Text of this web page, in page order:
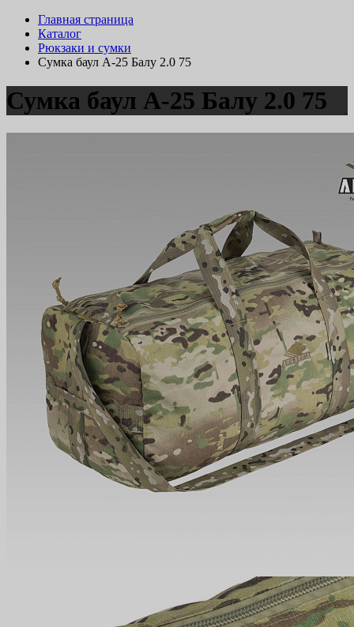
Главная страница
Каталог
Рюкзаки и сумки
Сумка баул А-25 Балу 2.0 75
Сумка баул А-25 Балу 2.0 75